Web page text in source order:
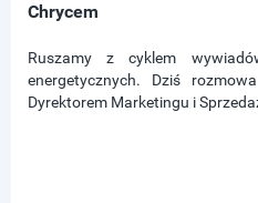
Chrycem
Ruszamy z cyklem
energetycznych. Dziś
Dyrektorem Marketingu i